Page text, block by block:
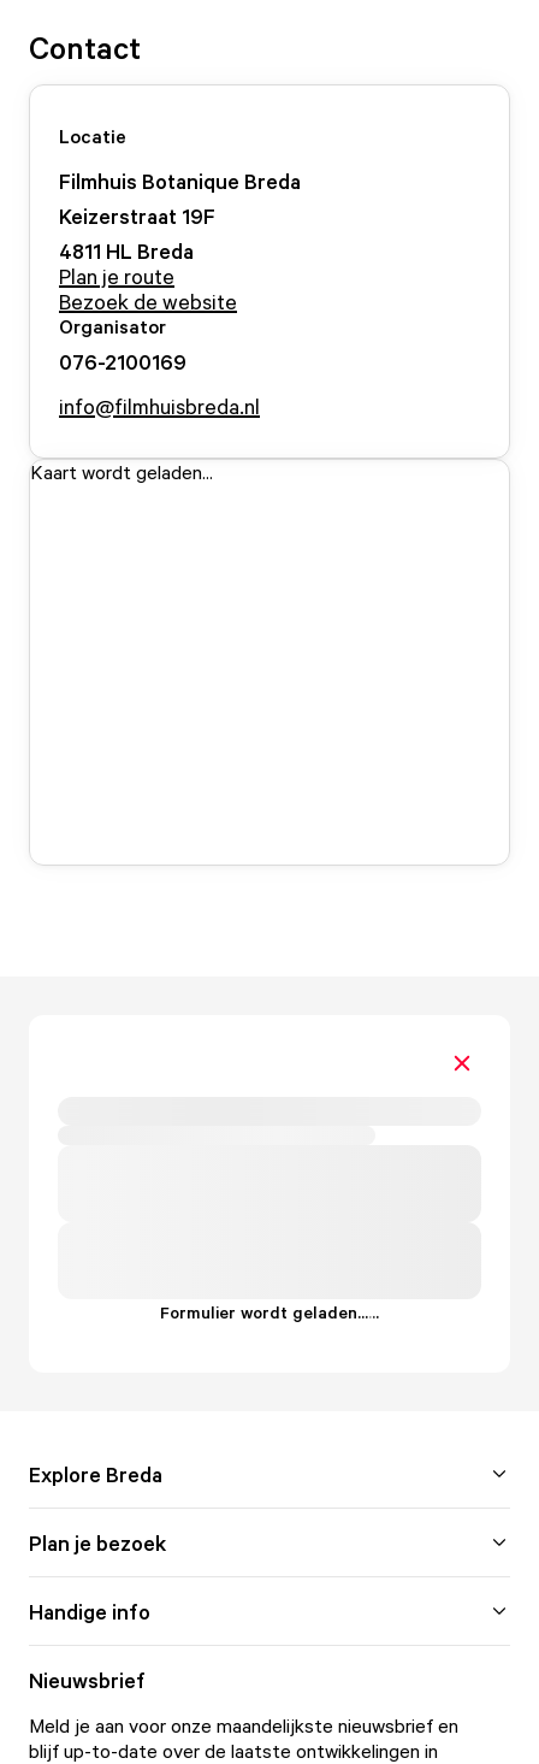
Contact
Locatie
Filmhuis Botanique Breda
Keizerstraat 19F
4811 HL Breda
Plan je route
Bezoek de website
Organisator
076-2100169
info@filmhuisbreda.nl
Kaart wordt geladen...
Formulier wordt geladen......
Explore Breda
Plan je bezoek
Handige info
Nieuwsbrief
Meld je aan voor onze maandelijkste nieuwsbrief en
blijf up-to-date over de laatste ontwikkelingen in